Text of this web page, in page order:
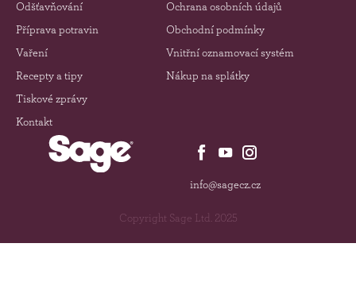
Odšťavňování
Příprava potravin
Vaření
Recepty a tipy
Tiskové zprávy
Kontakt
Ochrana osobních údajů
Obchodní podmínky
Vnitřní oznamovací systém
Nákup na splátky
info@sagecz.cz
Copyright Sage Ltd. 2025